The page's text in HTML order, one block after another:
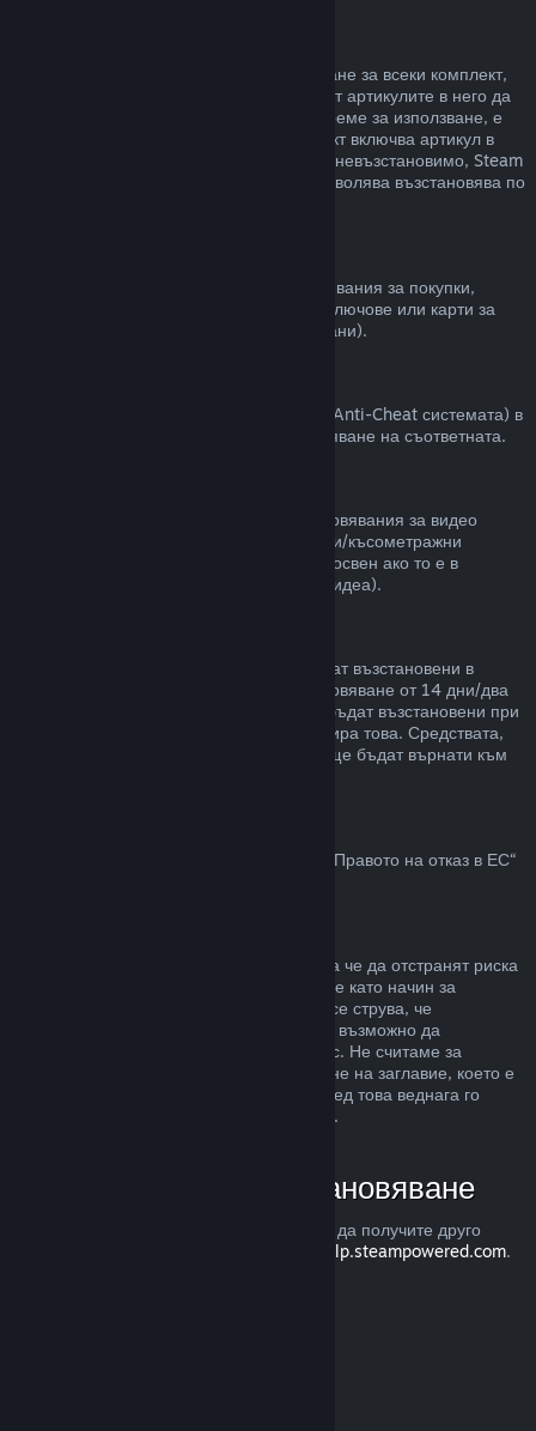
Можете да получите пълно възстановяване за всеки комплект,
закупен в Steam магазина. Стига никой от артикулите в него да
не е бил прехвърлен и ако общото им време за използване, е
по-малко от два часа. Ако даден комплект включва артикул в
игра или сваляемо съдържание, което е невъзстановимо, Steam
ще Ви уведоми дали целия комплект позволява възстановява по
Valve не може да предостави възстановявания за покупки,
направени извън Steam (например, CD ключове или карти за
Steam портфейла закупени от трети страни).
Ако сте получили забрана от VAC (Valve Anti-Cheat системата) в
някоя игра, губите правото за възстановяване на съответната.
Неспособни сме да предлагаме възстановявания за видео
съдържание в Steam (пр. пълнометражни/късометражни
филми, сериали, епизоди и упътвания), освен ако то е в
комплект с други продукти (които не са видеа).
Неупотребените подаръци могат да бъдат възстановени в
рамките на стандартния срок за възстановяване от 14 дни/два
часа. Употребените подаръци могат да бъдат възстановени при
същите условия, ако получателят инициира това. Средствата,
използвани за закупуване на подаръка, ще бъдат върнати към
За обяснение относно това как действа „Правото на отказ в ЕС“
Възстановявания са предназначени, така че да отстранят риска
от закупуването на заглавия в Steam, а не като начин за
придобиване на безплатни игри. Ако ни се струва, че
злоупотребявате с възстановяванията, е възможно да
преустановим тяхното предлагане за Вас. Не считаме за
злоупотреба, ако изискате възстановяване на заглавие, което е
закупено точно преди разпродажба, а след това веднага го
закупите повторно при намалената цена.
Как да изискате възстановяване
Можете да изискате възстановяване или да получите друго
help.steampowered.com.